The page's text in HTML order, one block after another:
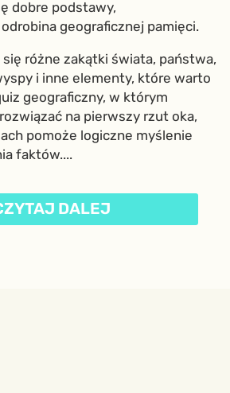
dobre podstawy,
geograficznej pamięci.
różne zakątki świata, państwa,
i inne elementy, które warto
geograficzny, w którym
na pierwszy rzut oka,
pomoże logiczne myślenie
faktów....
DALEJ